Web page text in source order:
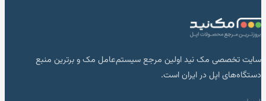
سایت تخصصی مک نید اولین مرجع سیستم‌عامل مک و برترین منبع
دستگاه‌های اپل در ایران است.